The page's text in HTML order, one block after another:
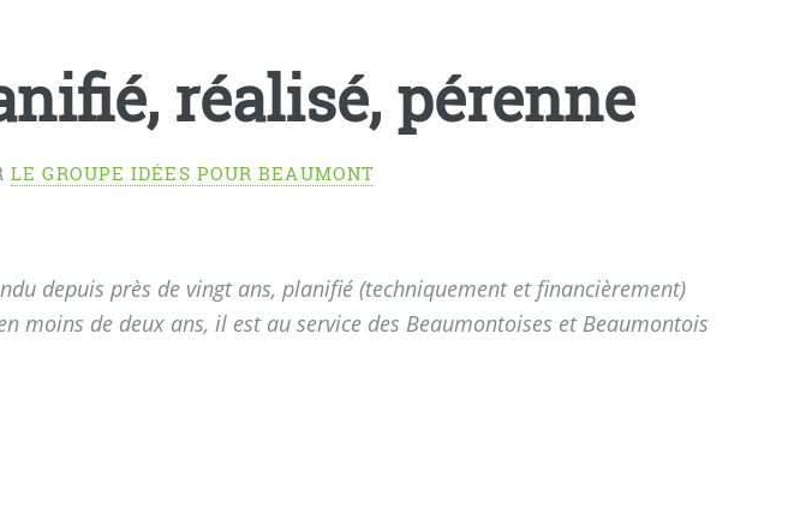
réalisé, pérenne
LE GROUPE IDÉES POUR BEAUMONT
depuis près de vingt ans, planifié (techniquement et financièrement)
moins de deux ans, il est au service des Beaumontoises et Beaumontois